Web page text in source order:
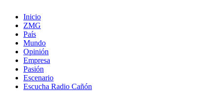
Inicio
ZMG
País
Mundo
Opinión
Empresa
Pasión
Escenario
Escucha Radio Cañón